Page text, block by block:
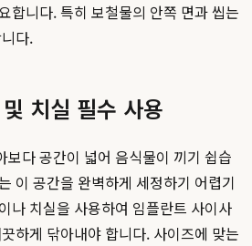
합니다. 특히 보철물의 안쪽 면과 씹는
다.
치실 필수 사용
보다 공간이 넓어 음식물이 끼기 쉽습
이 공간을 완벽하게 세정하기 어렵기
나 치실을 사용하여 임플란트 사이사
하게 닦아내야 합니다. 사이즈에 맞는